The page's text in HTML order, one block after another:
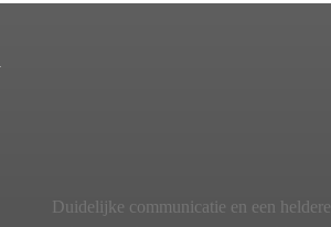
Duidelijke communicatie en een heldere